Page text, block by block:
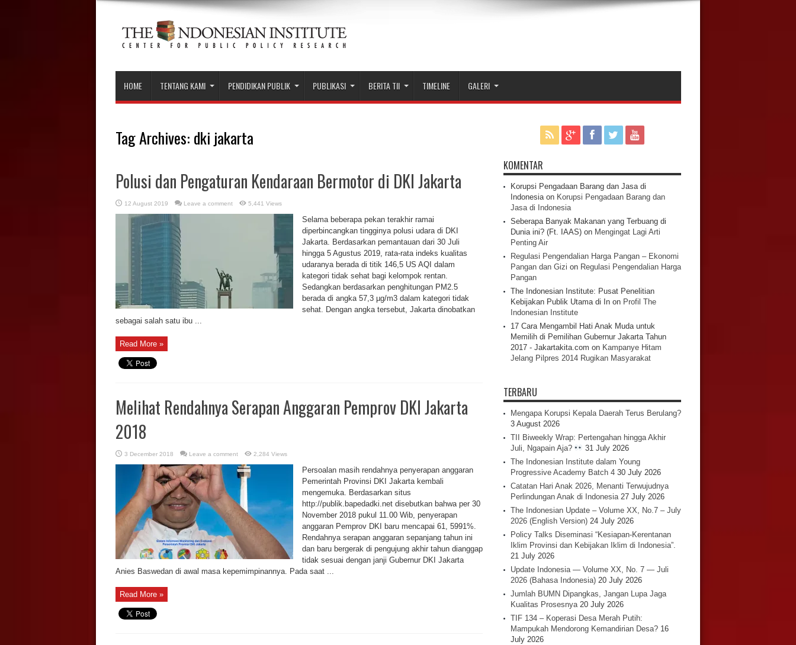
HOME TENTANG KAMI PENDIDIKAN PUBLIK PUBLIKASI BERITA TII TIMELINE GALERI
Tag Archives: dki jakarta
Polusi dan Pengaturan Kendaraan Bermotor di DKI Jakarta
12 August 2019 Leave a comment 5,441 Views
Selama beberapa pekan terakhir ramai
diperbincangkan tingginya polusi udara di DKI
Jakarta. Berdasarkan pemantauan dari 30 Juli
hingga 5 Agustus 2019, rata-rata indeks kualitas
udaranya berada di titik 146,5 US AQI dalam
kategori tidak sehat bagi kelompok rentan.
Sedangkan berdasarkan penghitungan PM2.5
berada di angka 57,3 µg/m3 dalam kategori tidak
sehat. Dengan angka tersebut, Jakarta dinobatkan
sebagai salah satu ibu ...
Read More »
Melihat Rendahnya Serapan Anggaran Pemprov DKI Jakarta
2018
3 December 2018 Leave a comment 2,284 Views
Persoalan masih rendahnya penyerapan anggaran
Pemerintah Provinsi DKI Jakarta kembali
mengemuka. Berdasarkan situs
http://publik.bapedadki.net disebutkan bahwa per 30
November 2018 pukul 11.00 Wib, penyerapan
anggaran Pemprov DKI baru mencapai 61, 5991%.
Rendahnya serapan anggaran sepanjang tahun ini
dan baru bergerak di pengujung akhir tahun dianggap
tidak sesuai dengan janji Gubernur DKI Jakarta
Anies Baswedan di awal masa kepemimpinannya. Pada saat ...
Read More »
KOMENTAR
Korupsi Pengadaan Barang dan Jasa di
Indonesiaon Korupsi Pengadaan Barang dan
Jasa di Indonesia
Seberapa Banyak Makanan yang Terbuang di
Dunia ini? (Ft. IAAS)on Mengingat Lagi Arti
Penting Air
Regulasi Pengendalian Harga Pangan – Ekonomi
Pangan dan Gizi on Regulasi Pengendalian Harga
Pangan
The Indonesian Institute: Pusat Penelitian
Kebijakan Publik Utama di Inon Profil The
Indonesian Institute
17 Cara Mengambil Hati Anak Muda untuk
Memilih di Pemilihan Gubernur Jakarta Tahun
2017 - Jakartakita.com on Kampanye Hitam
Jelang Pilpres 2014 Rugikan Masyarakat
TERBARU
Mengapa Korupsi Kepala Daerah Terus Berulang?
3 August 2026
TII Biweekly Wrap: Pertengahan hingga Akhir
Juli, Ngapain Aja?
31 July 2026
The Indonesian Institute dalam Young
Progressive Academy Batch 4 30 July 2026
Catatan Hari Anak 2026, Menanti Terwujudnya
Perlindungan Anak di Indonesia 27 July 2026
The Indonesian Update – Volume XX, No.7 – July
2026 (English Version) 24 July 2026
Policy Talks Diseminasi “Kesiapan-Kerentanan
Iklim Provinsi dan Kebijakan Iklim di Indonesia”.
21 July 2026
Update Indonesia — Volume XX, No. 7 — Juli
2026 (Bahasa Indonesia) 20 July 2026
Jumlah BUMN Dipangkas, Jangan Lupa Jaga
Kualitas Prosesnya 20 July 2026
TIF 134 – Koperasi Desa Merah Putih:
Mampukah Mendorong Kemandirian Desa? 16
July 2026